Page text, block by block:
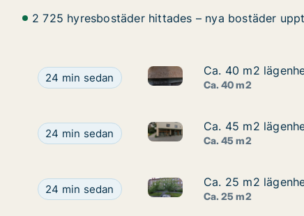
2 725 hyresbostäder hittades – nya bostäder
Ca. 40 m2 lägenhet att hyra på Södermalm,
24 min sedan Ca. 40 m2 lägenhet att
Ca. 40 m2
Ca. 40 m2
Ca. 40 m2
Ca. 45 m2 lägenhet att hyra på Kungsholmen,
24 min sedan Ca. 45 m2 lägenhet att hyra
Ca. 45 m2
Ca. 45 m2
Ca. 45 m2
Ca. 25 m2 lägenhet att hyra i Söderort,
24 min sedan Ca. 25 m2 lägenhet att
Ca. 25 m2
Ca. 25 m2
Ca. 25 m2